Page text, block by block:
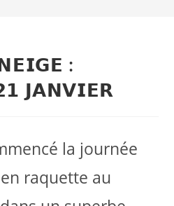
:
𝗝𝗔𝗡𝗩𝗜𝗘𝗥
la journée
raquette au